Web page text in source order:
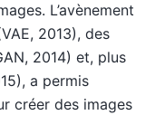
L’avènement
2013), des
2014) et, plus
a permis
créer des images